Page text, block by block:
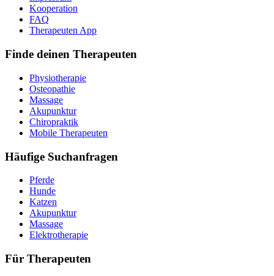
Kooperation
FAQ
Therapeuten App
Finde deinen Therapeuten
Physiotherapie
Osteopathie
Massage
Akupunktur
Chiropraktik
Mobile Therapeuten
Häufige Suchanfragen
Pferde
Hunde
Katzen
Akupunktur
Massage
Elektrotherapie
Für Therapeuten